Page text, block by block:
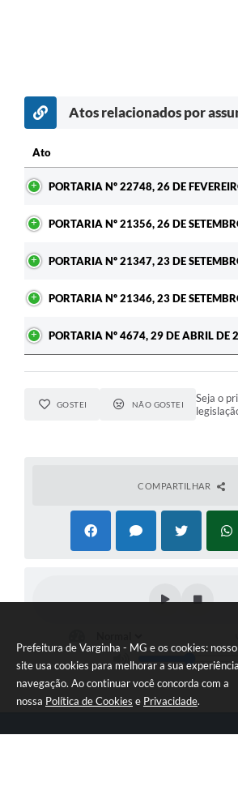
Prefeitura de Varginha - MG e os cookies: nosso
site usa cookies para melhorar a sua
navegação. Ao continuar você concorda com a
nossa Política de Cookies e Privacidade.
Atos relacionados por
Ato
PORTARIA Nº 22748, 26 DE
PORTARIA Nº 21356, 26 DE
PORTARIA Nº 21347, 23 DE
PORTARIA Nº 21346, 23 DE
PORTARIA Nº 4674, 29 DE ABRIL DE
GOSTEI NÃO GOSTEI
Seja o
COMPARTILHAR